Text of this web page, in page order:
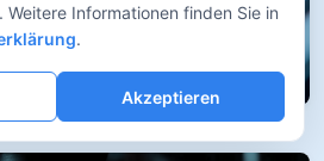
Weitere Informationen finden Sie in
.
Akzeptieren